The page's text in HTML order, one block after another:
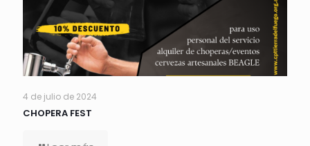
4 de julio de 2024
CHOPERA FEST